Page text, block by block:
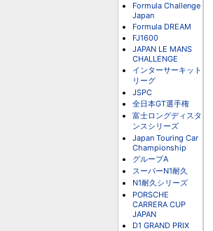
Formula Challenge
Japan
Formula DREAM
FJ1600
JAPAN LE MANS
CHALLENGE
インターサーキット
リーグ
JSPC
全日本GT選手権
富士ロングディスタ
ンスシリーズ
Japan Touring Car
Championship
グループA
スーパーN1耐久
N1耐久シリーズ
PORSCHE
CARRERA CUP
JAPAN
D1 GRAND PRIX